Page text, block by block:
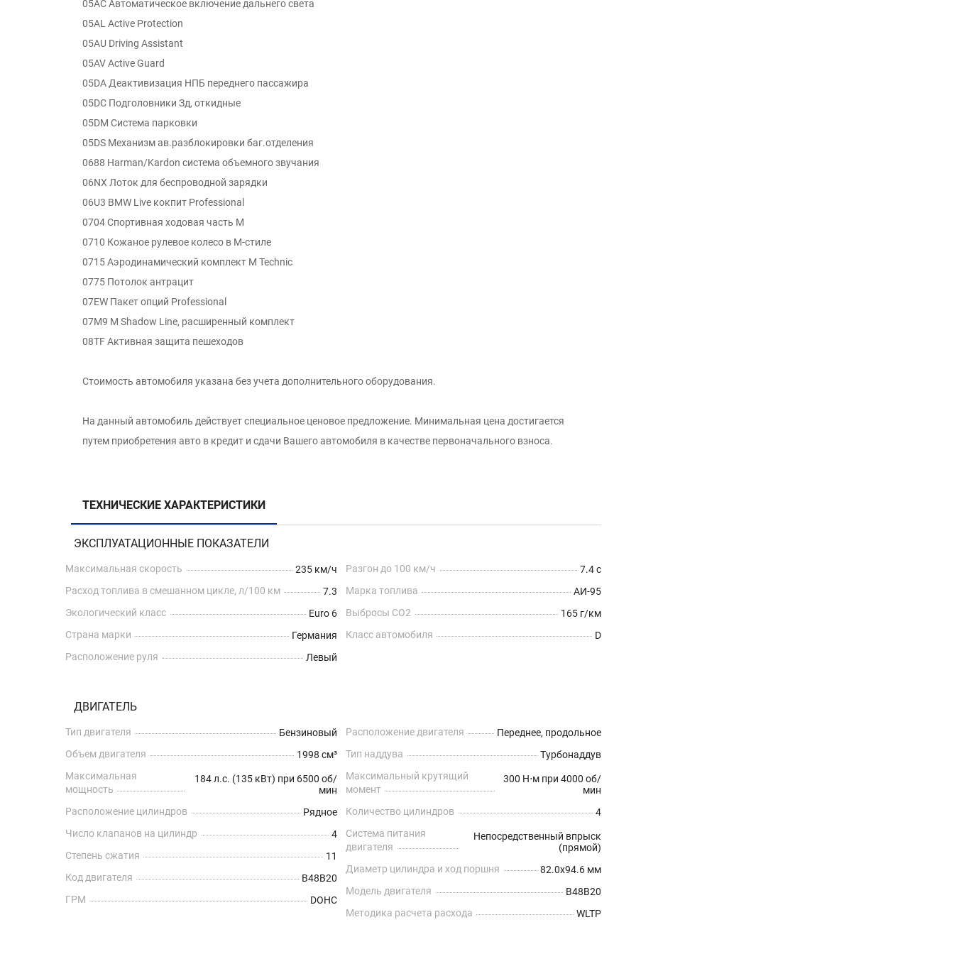
05AC Автоматическое включение дальнего света
05AL Active Protection
05AU Driving Assistant
05AV Active Guard
05DA Деактивизация НПБ переднего пассажира
05DC Подголовники Зд, откидные
05DM Система парковки
05DS Механизм ав.разблокировки баг.отделения
0688 Harman/Kardon система объемного звучания
06NX Лоток для беспроводной зарядки
06U3 BMW Live кокпит Professional
0704 Спортивная ходовая часть M
0710 Кожаное рулевое колесо в M-стиле
0715 Аэродинамический комплект M Technic
0775 Потолок антрацит
07EW Пакет опций Professional
07M9 M Shadow Line, расширенный комплект
08TF Активная защита пешеходов
Стоимость автомобиля указана без учета дополнительного оборудования.
На данный автомобиль действует специальное ценовое предложение. Минимальная цена достигается
путем приобретения авто в кредит и сдачи Вашего автомобиля в качестве первоначального взноса.
ТЕХНИЧЕСКИЕ ХАРАКТЕРИСТИКИ
ЭКСПЛУАТАЦИОННЫЕ ПОКАЗАТЕЛИ
Максимальная скорость
235 км/ч
Расход топлива в смешанном цикле, л/100 км
7.3
Экологический класс
Euro 6
Страна марки
Германия
Расположение руля
Левый
Разгон до 100 км/ч
7.4 с
Марка топлива
АИ-95
Выбросы CO2
165 г/км
Класс автомобиля
D
ДВИГАТЕЛЬ
Тип двигателя
Бензиновый
Объем двигателя
1998 см³
Максимальная
мощность
184 л.с. (135 кВт) при 6500 об/
мин
Расположение цилиндров
Рядное
Число клапанов на цилиндр
4
Степень сжатия
11
Код двигателя
B48B20
ГРМ
DOHC
Расположение двигателя
Переднее, продольное
Тип наддува
Турбонаддув
Максимальный крутящий
момент
300 Н⋅м при 4000 об/
мин
Количество цилиндров
4
Система питания
двигателя
Непосредственный впрыск
(прямой)
Диаметр цилиндра и ход поршня
82.0x94.6 мм
Модель двигателя
B48B20
Методика расчета расхода
WLTP